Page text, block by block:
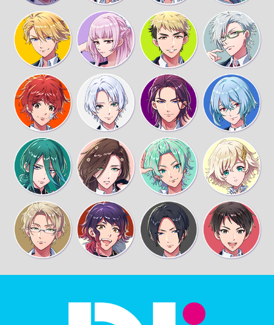
寮の相室のセンパイも、入学式の日にゆまぴに
包丁あげたりしてヤバい人だったじゃん？
はは、ひどい言われようだな
…ゆまぴ…？
SNS上だと口調が変わるタイプなのだろうか
つか、悠馬のヤツ、スマホ持ってねぇんじゃね
ーの
えっ！？